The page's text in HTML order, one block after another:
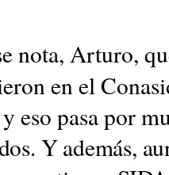
nota, Arturo,
en el
eso pasa por
Y además,